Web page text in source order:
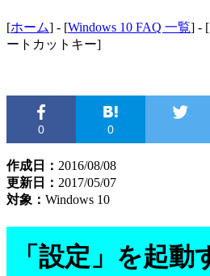
[ホーム] - [Windows 10 FAQ 一覧] -
ートカットキー]
0 0
作成日： 2016/08/08
更新日： 2017/05/07
対象： Windows 10
「設定」を起動